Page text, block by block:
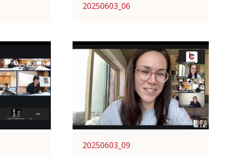
20250603_06
20250603_09